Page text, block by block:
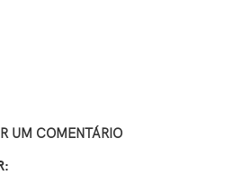
UM COMENTÁRIO